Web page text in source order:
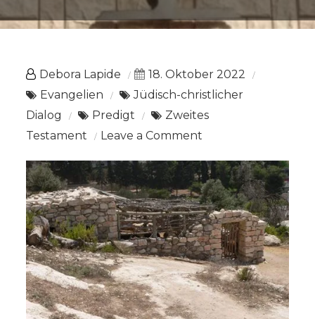
Debora Lapide
18. Oktober 2022
Evangelien
Jüdisch-christlicher
Dialog
Predigt
Zweites
Testament
Leave a Comment
Mk.
2,1-
12
Wer
vergibt
Sünden?